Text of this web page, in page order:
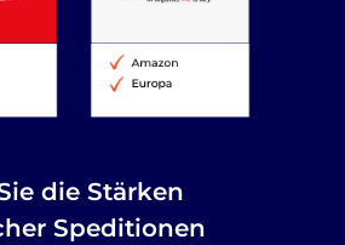
die Stärken
Speditionen